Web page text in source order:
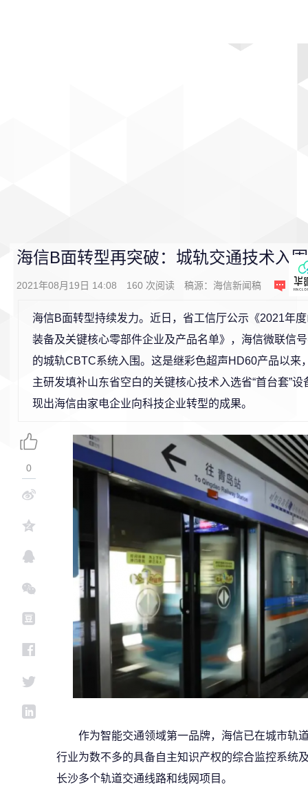
海信B面转型再突破：城轨交通技术入
2021年08月19日 14:08 160 次阅读 稿源： 海信新闻稿 0条
海信B面转型持续发力。近日，省工信厅公示《2021年
装备及关键核心零部件企业及产品名单》，海信微联信
的城轨CBTC系统入围。这是继彩色超声HD60产品以来
主研发填补山东省空白的关键核心技术入选省“首台套”
现出海信由家电企业向科技企业转型的成果。
作为智能交通领域第一品牌，海信已在城市轨
行业为数不多的具备自主知识产权的综合监控系统
长沙多个轨道交通线路和线网项目。
0